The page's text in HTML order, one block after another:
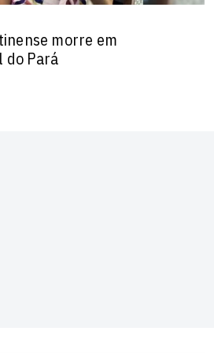
morre em
do Pará